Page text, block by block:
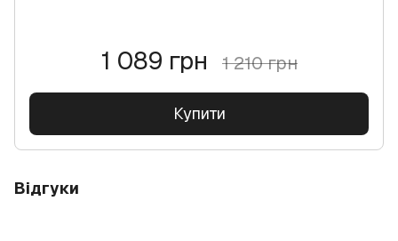
1 089 грн 1 210 грн
Купити
Відгуки